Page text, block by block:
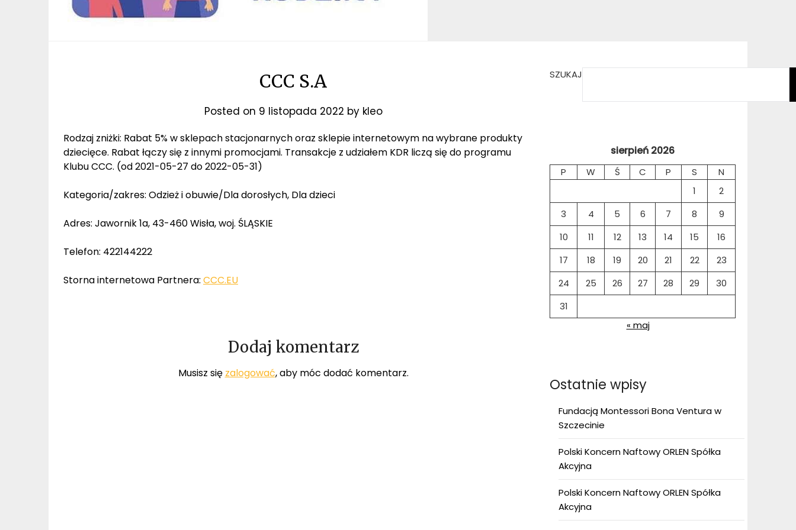
CCC S.A
Posted on 9 listopada 2022 by kleo
Rodzaj zniżki: Rabat 5% w sklepach stacjonarnych oraz sklepie internetowym na wybrane produkty
dziecięce. Rabat łączy się z innymi promocjami. Transakcje z udziałem KDR liczą się do programu
Klubu CCC. (od 2021-05-27 do 2022-05-31)
Kategoria/zakres: Odzież i obuwie/Dla dorosłych, Dla dzieci
Adres: Jawornik 1a, 43-460 Wisła, woj. ŚLĄSKIE
Telefon: 422144222
Storna internetowa Partnera: CCC.EU
Dodaj komentarz
Musisz się zalogować, aby móc dodać komentarz.
SZUKAJ
sierpień 2026
P W Ś C P S
N
1
2
3
4 5 6 7 8
9
10
11 12 13 14 15
16
17
18 19 20 21 22
23
24
25 26 27 28 29
30
31
« maj
Ostatnie wpisy
Fundacją Montessori Bona Ventura w
Szczecinie
Polski Koncern Naftowy ORLEN Spółka
Akcyjna
Polski Koncern Naftowy ORLEN Spółka
Akcyjna